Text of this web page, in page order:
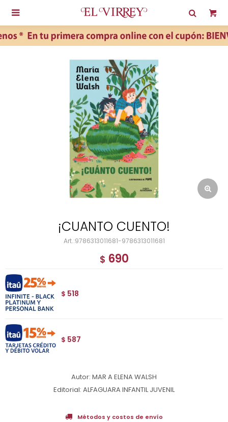

¡CUANTO CUENTO!
9786313011681-9786313011681
$ 690
$ 518
$ 587
Autor: MAR A ELENA WALSH
Editorial: ALFAGUARA INFANTIL JUVENIL
Métodos y costos de envío